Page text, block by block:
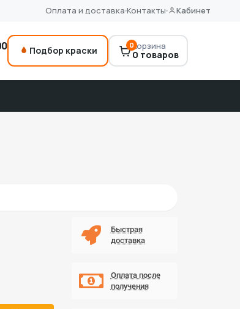
Оплата и доставка Контакты Кабинет
Подбор краски 0Корзина
0 товаров
Быстрая
доставка
Оплата после
получения